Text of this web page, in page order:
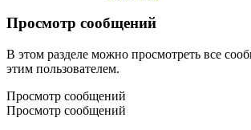
Просмотр сообщений
В этом разделе можно просмотреть все
этим пользователем.
Просмотр сообщений
Просмотр сообщений